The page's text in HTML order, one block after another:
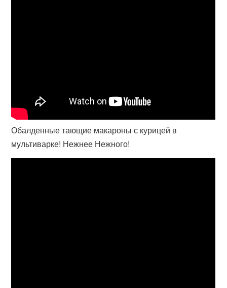
Обалденные тающие макароны с курицей в
мультиварке! Нежнее Нежного!